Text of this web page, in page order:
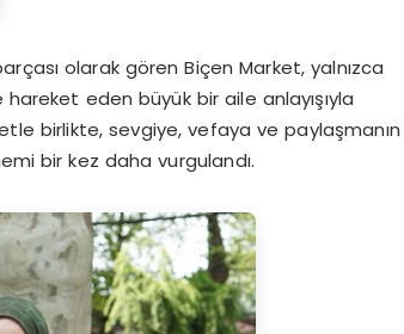
olarak gören Biçen Market, yalnızca
eden büyük bir aile anlayışıyla
birlikte, sevgiye, vefaya ve paylaşmanın
bir kez daha vurgulandı.